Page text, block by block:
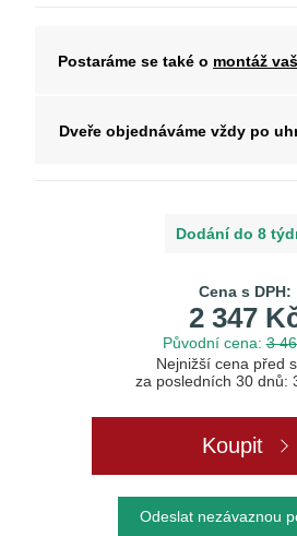
Postaráme se také o montáž
Dveře objednáváme vždy po
Dodání do 8
Cena s DPH:
2 347
Původní cena:3
Nejnižší cena před
za posledních 30 dnů:
Koupit
Odeslat nezávaznou